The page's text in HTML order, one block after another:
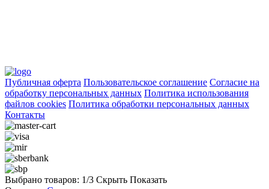
Публичная оферта Пользовательское соглашение Согласие на
обработку персональных данных Политика использования
файлов cookies Политика обработки персональных данных
Контакты
Выбрано товаров: 1/3 Скрыть Показать